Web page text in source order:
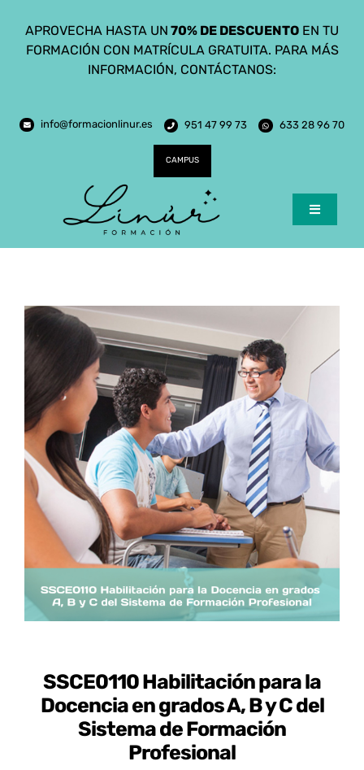
contenido
APROVECHA HASTA UN 70% DE DESCUENTO EN TU
FORMACIÓN CON MATRÍCULA GRATUITA. PARA MÁS
INFORMACIÓN, CONTÁCTANOS:
info@formacionlinur.es 951 47 99 73 633 28 96 70
CAMPUS
Toggle
Inicio
Ciclos Formativos
Certificados de Profesionalidad
Contacto
SSCE0110 Habilitación para la
Docencia en grados A, B y C del
Sistema de Formación
Profesional